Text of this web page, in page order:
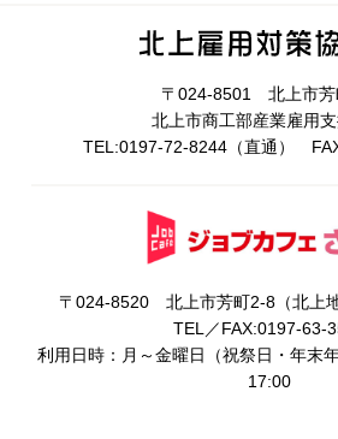
〒024-8501 北上市芳
北上市商工部産業雇用
TEL:0197-72-8244（直通）
〒024-8520 北上市芳町2-8（北上地
TEL／FAX:0197-63-
利用日時：月～金曜日（祝祭日・年末
17:00